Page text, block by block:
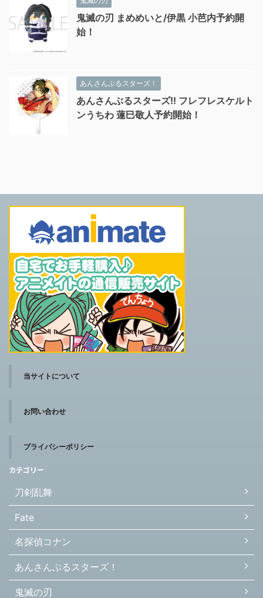
鬼滅の刃 まめめいと/伊黒 小芭内予約開
始！
あんさんぶるスターズ！
あんさんぶるスターズ!! フレフレスケルト
ンうちわ 蓮巳敬人予約開始！
当サイトについて
お問い合わせ
プライバシーポリシー
カテゴリー
刀剣乱舞
Fate
名探偵コナン
あんさんぶるスターズ！
鬼滅の刃